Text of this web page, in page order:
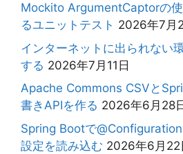
Mockito ArgumentCaptorの
るユニットテスト 2026年7月
インターネットに出られない
する 2026年7月11日
Apache Commons CSVと
書きAPIを作る 2026年6月28
Spring Bootで
設定を読み込む 2026年6月22